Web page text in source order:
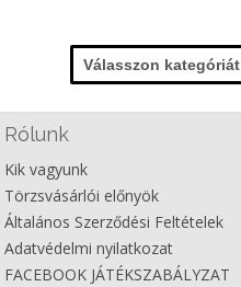
Válasszon kategóriát
Rólunk
Kik vagyunk
Törzsvásárlói előnyök
Általános Szerződési Feltételek
Adatvédelmi nyilatkozat
FACEBOOK JÁTÉKSZABÁLYZAT